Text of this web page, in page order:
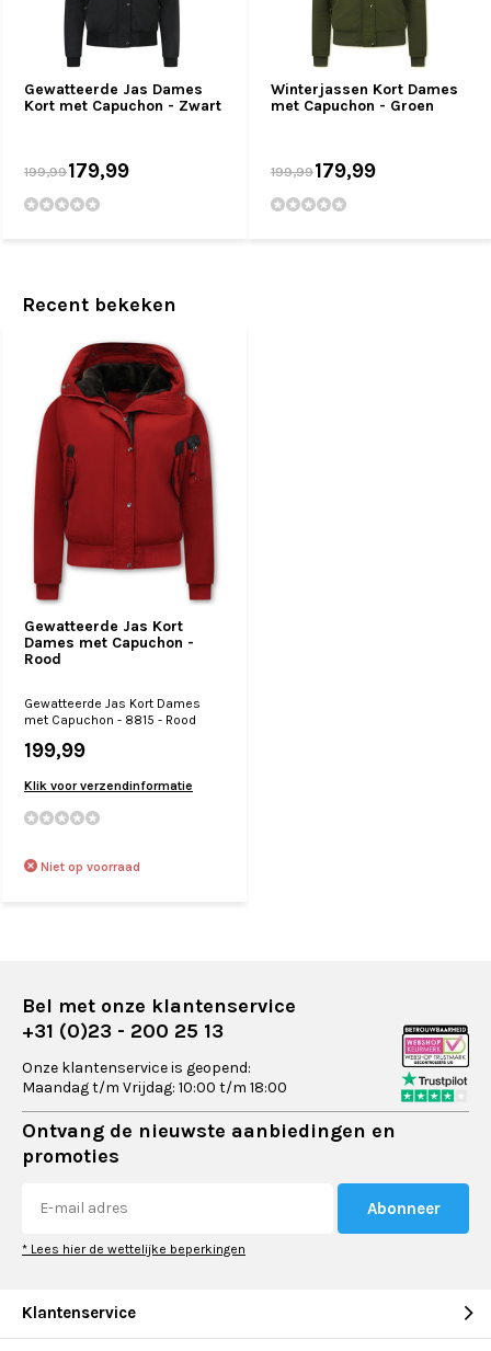
Gewatteerde Jas Dames
Kort met Capuchon - Zwart
199,99179,99
Winterjassen Kort Dames
met Capuchon - Groen
199,99179,99
Recent bekeken
Gewatteerde Jas Kort
Dames met Capuchon -
Rood
Gewatteerde Jas Kort Dames
met Capuchon - 8815 - Rood
199,99
Klik voor verzendinformatie
Niet op voorraad
Bel met onze klantenservice
+31 (0)23 - 200 25 13
Onze klantenservice is geopend:
Maandag t/m Vrijdag: 10:00 t/m 18:00
Ontvang de nieuwste aanbiedingen en
promoties
Abonneer
* Lees hier de wettelijke beperkingen
Klantenservice